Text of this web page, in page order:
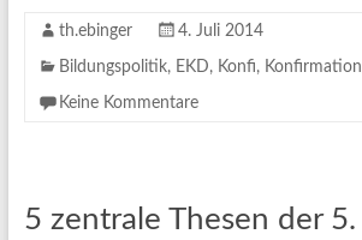
th.ebinger 4. Juli 2014
Bildungspolitik, EKD, Konfi, Konfirmation
Keine Kommentare
5 zentrale Thesen der 5.